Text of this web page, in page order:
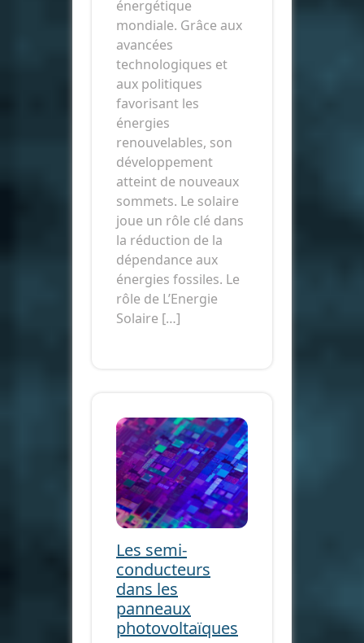
énergétique
mondiale. Grâce aux
avancées
technologiques et
aux politiques
favorisant les
énergies
renouvelables, son
développement
atteint de nouveaux
sommets. Le solaire
joue un rôle clé dans
la réduction de la
dépendance aux
énergies fossiles. Le
rôle de L’Energie
Solaire […]
Les semi-
conducteurs
dans les
panneaux
photovoltaïques